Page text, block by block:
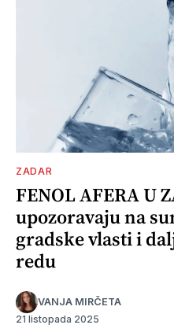
ZADAR
FENOL AFERA U
upozoravaju na
gradske vlasti i
redu
VANJA MIRČETA
21 listopada 2025